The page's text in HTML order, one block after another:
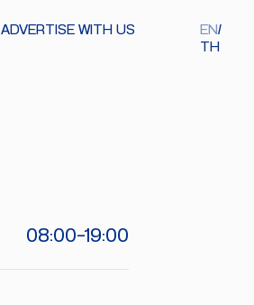
ADVERTISE WITH US
EN
TH
08:00-19:00